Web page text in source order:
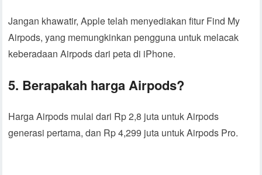
Jangan khawatir, Apple telah menyediakan fitur Find My
Airpods, yang memungkinkan pengguna untuk melacak
keberadaan Airpods dari peta di iPhone.
5. Berapakah harga Airpods?
Harga Airpods mulai dari Rp 2,8 juta untuk Airpods
generasi pertama, dan Rp 4,299 juta untuk Airpods Pro.